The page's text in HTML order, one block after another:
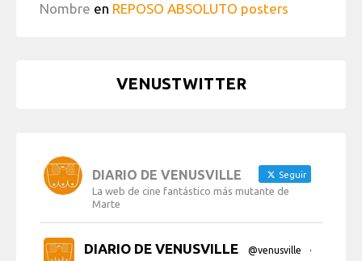
Nombre en REPOSO ABSOLUTO posters
VENUSTWITTER
DIARIO DE VENUSVILLE Seguir
La web de cine fantástico más mutante de
Marte
DIARIO DE VENUSVILLE @venusville
·